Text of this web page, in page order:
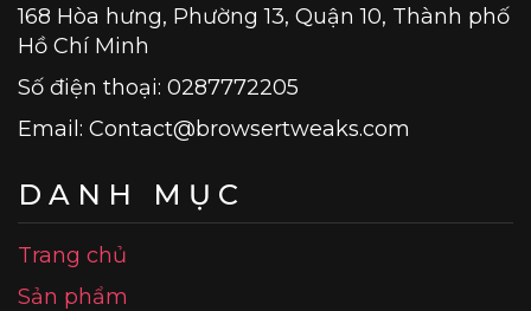
168 Hòa hưng, Phường 13, Quận 10, Thành phố
Hồ Chí Minh
Số điện thoại: 0287772205
Email: Contact@browsertweaks.com
DANH MỤC
Trang chủ
Sản phẩm